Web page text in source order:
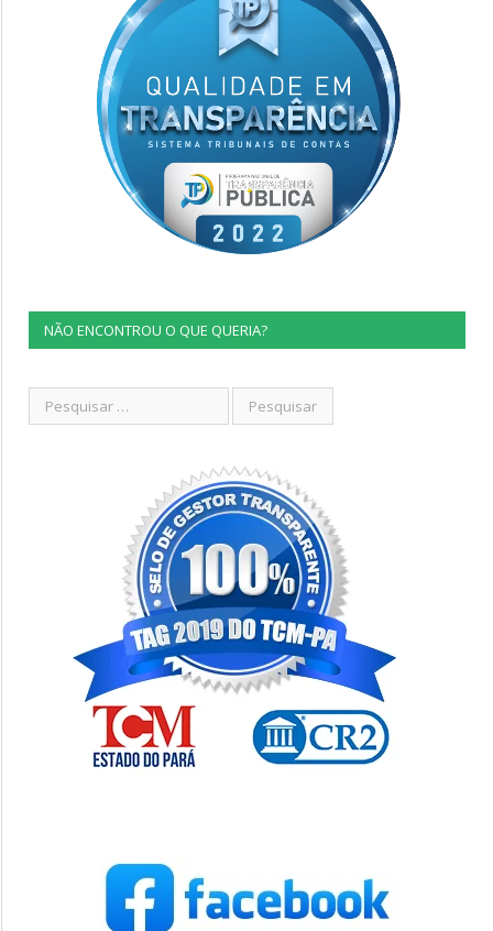
NÃO ENCONTROU O QUE QUERIA?